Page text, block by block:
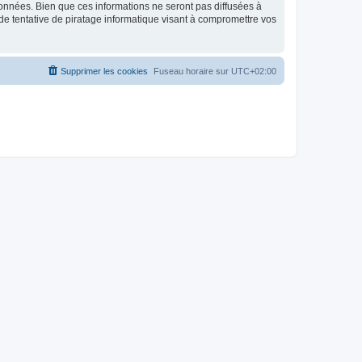
Bien que ces informations ne seront pas diffusées à
tentative de piratage informatique visant à compromettre vos
Fuseau horaire sur UTC+02:00
Supprimer les cookies